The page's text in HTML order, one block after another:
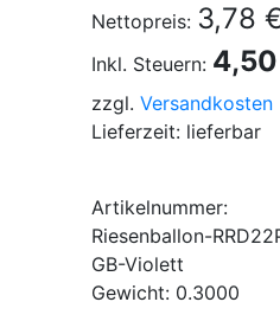
Nettopreis: 3,78
Inkl. Steuern:
zzgl. Versandkosten
Lieferzeit: lieferbar
Artikelnummer:
Riesenballon-
GB-Violett
Gewicht: 0.3000